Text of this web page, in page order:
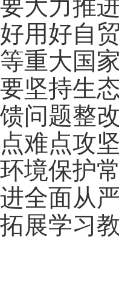
要大力推
好用好自
等重大国
要坚持生
馈问题整
点难点攻
环境保护
进全面从
拓展学习